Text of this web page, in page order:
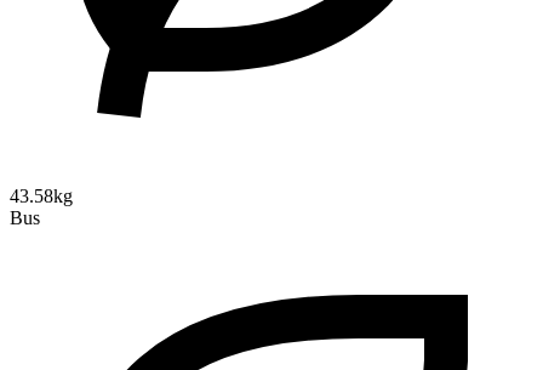
43.58kg
Bus